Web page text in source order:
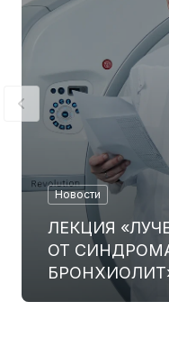
Новости
ЛЕКЦИЯ
ОТ